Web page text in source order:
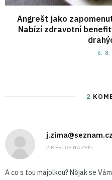
Angrešt jako
Nabízí zdravotní
6. 8.
2
j.zima@seznam.cz
2 MĚSÍCE NAZPĚT
A co s tou majolkou? Nějak se